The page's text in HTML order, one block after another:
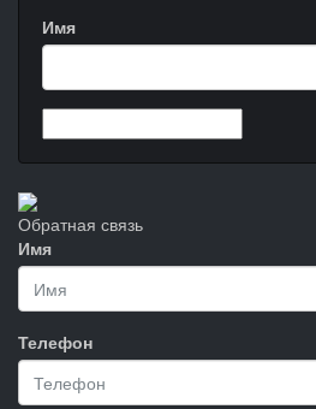
Имя
Обратная связь
Имя
Телефон